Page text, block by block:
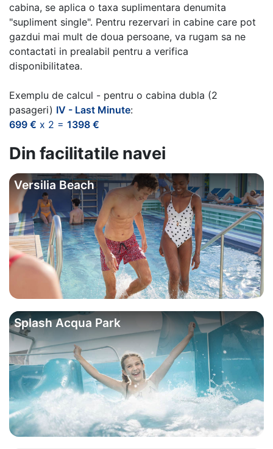
cabina, se aplica o taxa suplimentara denumita
"supliment single". Pentru rezervari in cabine care pot
gazdui mai mult de doua persoane, va rugam sa ne
contactati in prealabil pentru a verifica
disponibilitatea.
Exemplu de calcul - pentru o cabina dubla (2
pasageri) IV - Last Minute:
699 € x 2 = 1398 €
Din facilitatile navei
Versilia Beach
Splash Acqua Park